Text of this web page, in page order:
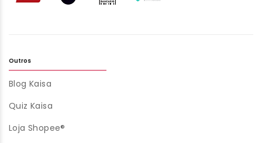
Outros
Blog Kaisa
Quiz Kaisa
Loja Shopee®